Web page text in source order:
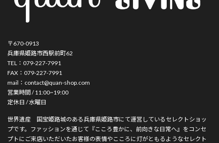
〒670-0913
兵庫県姫路市西駅前町62
TEL：079-227-7991
FAX：079-227-7991
mail：contact@quan-shop.com
営業時間 / 11:00~19:00
定休日 / 水曜日
世界遺産 国宝姫路城のある兵庫県姫路市にて運営しているセレクトショッ
プです。ファッションを通じて『こころ豊かに、前向きな日常へ』をコンセ
プトにご来店いただいたお客様の表情やこころに灯がともるようなセレクト